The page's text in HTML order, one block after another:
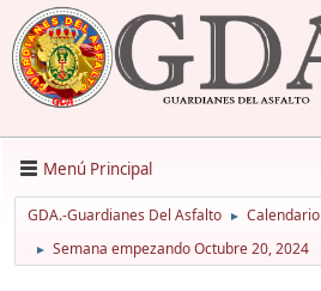
Menú Principal
GDA.-Guardianes Del Asfalto ► Calendario
► Semana empezando Octubre 20, 2024